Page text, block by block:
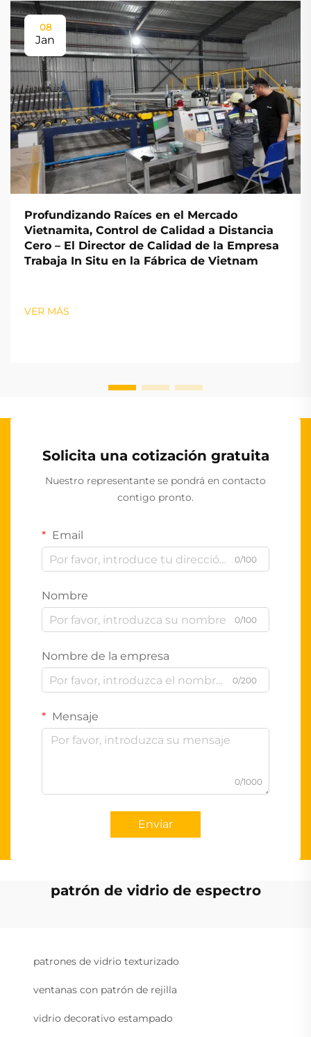
08
Jan
Profundizando Raíces en el Mercado
Vietnamita, Control de Calidad a Distancia
Cero – El Director de Calidad de la Empresa
Trabaja In Situ en la Fábrica de Vietnam
VER MÁS
Solicita una cotización gratuita
Nuestro representante se pondrá en contacto
contigo pronto.
Email
0/100
Nombre
0/100
Nombre de la empresa
0/200
Mensaje
0/1000
Enviar
patrón de vidrio de espectro
patrones de vidrio texturizado
ventanas con patrón de rejilla
vidrio decorativo estampado